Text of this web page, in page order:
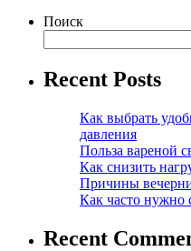
Поиск
Recent Posts
Как выбрать
давления
Польза вареной
Как снизить
Причины
Как часто нужно
Recent